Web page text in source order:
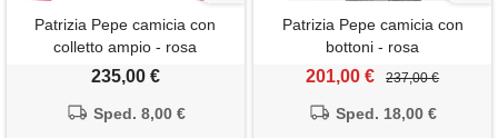
Patrizia Pepe camicia con
colletto ampio - rosa
235,00 €
Sped. 8,00 €
Patrizia Pepe camicia con
bottoni - rosa
201,00 € 237,00 €
Sped. 18,00 €